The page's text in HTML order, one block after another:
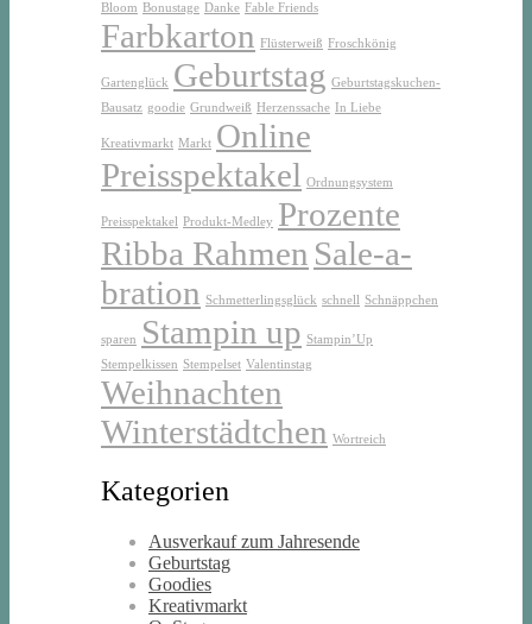
Bloom Bonustage Danke Fable Friends
Farbkarton Flüsterweiß Froschkönig
Gartenglück Geburtstag Geburtstagskuchen-
Bausatz goodie Grundweiß Herzenssache In Liebe
Kreativmarkt Markt Online
Preisspektakel
Ordnungsystem
Preisspektakel Produkt-Medley Prozente
Ribba Rahmen Sale-a-
bration Schmetterlingsglück schnell Schnäppchen
sparen Stampin up Stampin’Up
Stempelkissen Stempelset Valentinstag
Weihnachten
Winterstädtchen Wortreich
Kategorien
Ausverkauf zum Jahresende
Geburtstag
Goodies
Kreativmarkt